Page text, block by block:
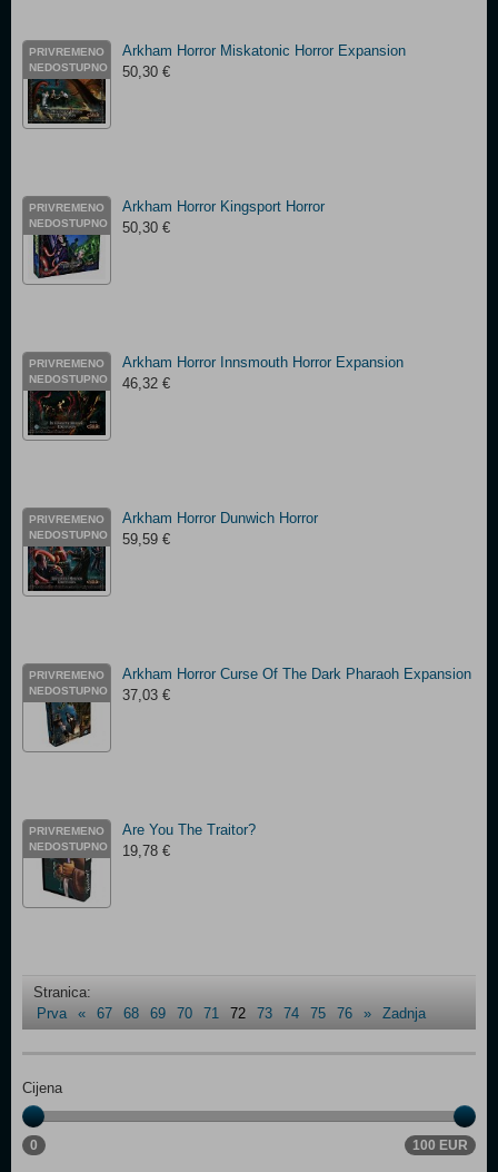
PRIVREMENO
NEDOSTUPNO
Arkham Horror Miskatonic Horror Expansion
50,30 €
PRIVREMENO
NEDOSTUPNO
Arkham Horror Kingsport Horror
50,30 €
PRIVREMENO
NEDOSTUPNO
Arkham Horror Innsmouth Horror Expansion
46,32 €
PRIVREMENO
NEDOSTUPNO
Arkham Horror Dunwich Horror
59,59 €
PRIVREMENO
NEDOSTUPNO
Arkham Horror Curse Of The Dark Pharaoh Expansion
37,03 €
PRIVREMENO
NEDOSTUPNO
Are You The Traitor?
19,78 €
Stranica:
Prva
« 67 68 69 70 71 72 73 74 75 76 » Zadnja
Cijena
0 100 EUR